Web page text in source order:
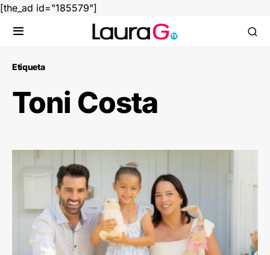
[the_ad id="185579"]
Etiqueta
Toni Costa